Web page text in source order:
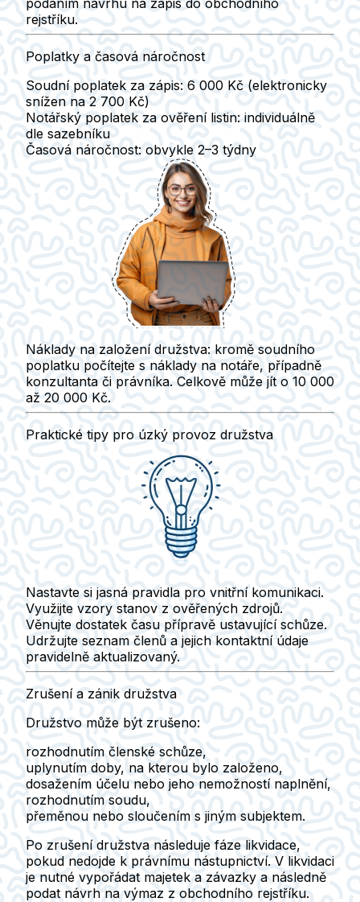
rejstříku.
Poplatky a časová náročnost
Soudní poplatek za zápis: 6 000 Kč (elektronicky
snížen na 2 700 Kč)
Notářský poplatek za ověření listin: individuálně
dle sazebníku
Časová náročnost: obvykle 2–3 týdny
Náklady na založení družstva: kromě soudního
poplatku počítejte s náklady na notáře, případně
konzultanta či právníka. Celkově může jít o 10 000
až 20 000 Kč.
Praktické tipy pro úzký provoz družstva
Nastavte si jasná pravidla pro vnitřní komunikaci.
Využijte vzory stanov z ověřených zdrojů.
Věnujte dostatek času přípravě ustavující schůze.
Udržujte seznam členů a jejich kontaktní údaje
pravidelně aktualizovaný.
Zrušení a zánik družstva
Družstvo může být zrušeno:
rozhodnutím členské schůze,
uplynutím doby, na kterou bylo založeno,
dosažením účelu nebo jeho nemožností naplnění,
rozhodnutím soudu,
přeměnou nebo sloučením s jiným subjektem.
Po zrušení družstva následuje fáze likvidace,
pokud nedojde k právnímu nástupnictví. V likvidaci
je nutné vypořádat majetek a závazky a následně
podat návrh na výmaz z obchodního rejstříku.